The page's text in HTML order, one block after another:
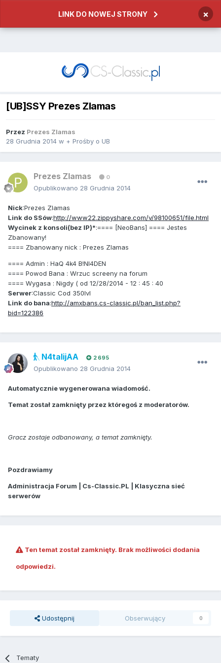
LINK DO NOWEJ STRONY ×
[UB]SSY Prezes Zlamas
Przez Prezes Zlamas
28 Grudnia 2014 w + Prośby o UB
Prezes Zlamas 0
Opublikowano 28 Grudnia 2014
Nick:Prezes Zlamas
Link do SSów:http://www22.zippyshare.com/v/98100651/file.html
Wycinek z konsoli(bez IP)*:==== [NeoBans] ==== Jestes
Zbanowany!
==== Zbanowany nick : Prezes Zlamas
==== Admin : HaQ 4k4 B!Nl4DEN
==== Powod Bana : Wrzuc screeny na forum
==== Wygasa : Nigdy ( od 12/28/2014 - 12 : 45 : 40
Serwer:Classic Cod 350lvl
Link do bana:http://amxbans.cs-classic.pl/ban_list.php?
bid=122386
N4talijAA 2 695
Opublikowano 28 Grudnia 2014
Automatycznie wygenerowana wiadomość.
Temat został zamknięty przez któregoś z moderatorów.
Gracz zostaje odbanowany, a temat zamknięty.
Pozdrawiamy
Administracja Forum | Cs-Classic.PL | Klasyczna sieć
serwerów
Ten temat został zamknięty. Brak możliwości dodania
odpowiedzi.
Udostępnij Obserwujący 0
Tematy